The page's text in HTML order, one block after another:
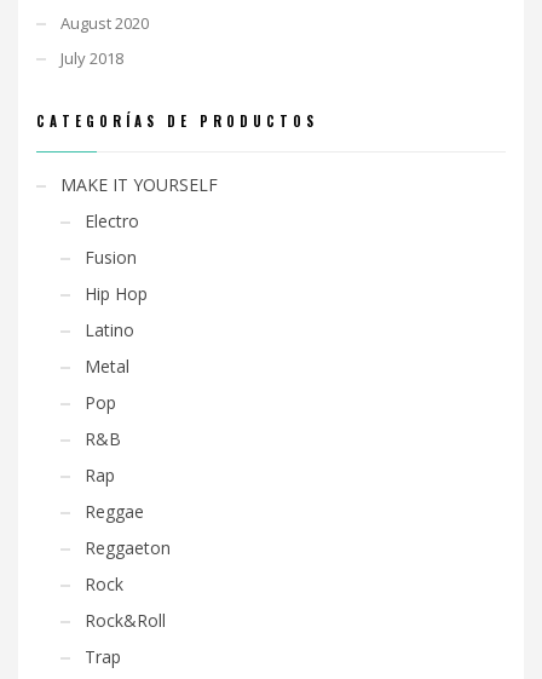
August 2020
July 2018
CATEGORÍAS DE PRODUCTOS
MAKE IT YOURSELF
Electro
Fusion
Hip Hop
Latino
Metal
Pop
R&B
Rap
Reggae
Reggaeton
Rock
Rock&Roll
Trap